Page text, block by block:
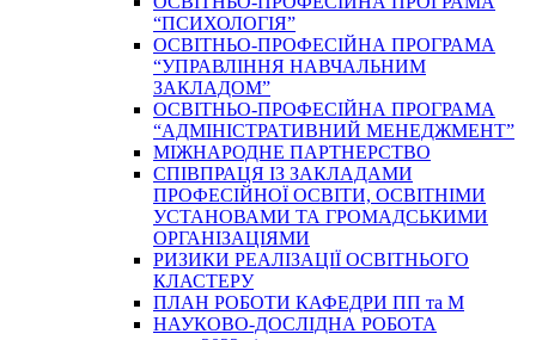
“ПСИХОЛОГІЯ”
ОСВІТНЬО-ПРОФЕСІЙНА ПРОГРАМА
“УПРАВЛІННЯ НАВЧАЛЬНИМ
ЗАКЛАДОМ”
ОСВІТНЬО-ПРОФЕСІЙНА ПРОГРАМА
“АДМІНІСТРАТИВНИЙ МЕНЕДЖМЕНТ”
МІЖНАРОДНЕ ПАРТНЕРСТВО
СПІВПРАЦЯ ІЗ ЗАКЛАДАМИ
ПРОФЕСІЙНОЇ ОСВІТИ, ОСВІТНІМИ
УСТАНОВАМИ ТА ГРОМАДСЬКИМИ
ОРГАНІЗАЦІЯМИ
РИЗИКИ РЕАЛІЗАЦІЇ ОСВІТНЬОГО
КЛАСТЕРУ
ПЛАН РОБОТИ КАФЕДРИ ПП та М
НАУКОВО-ДОСЛІДНА РОБОТА